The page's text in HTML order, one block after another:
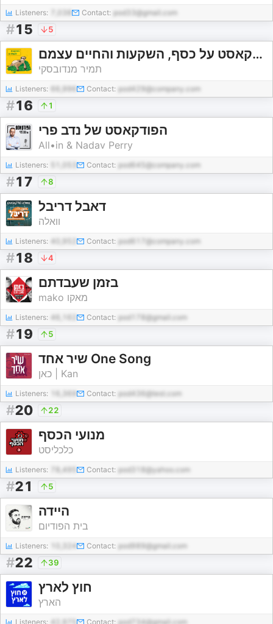
Listeners: Contact: pod33@gmail.com
#15 5
השקעות לעצלנים - פודקאסט על כסף, השקעות והחיים עצמם
תמיר מנדובסקי
Listeners: Contact: pod429@company.com
#16 1
הפודקאסט של נדב פרי
All•in & Nadav Perry
Listeners: Contact: pod645@company.com
#17 8
דאבל דריבל
וואלה
Listeners: 40,952 Contact: pod617@company.com
#18 4
בזמן שעבדתם
mako מאקו
Listeners: 46,162 Contact: pod178@gmail.com
#19 5
שיר אחד One Song
כאן | Kan
Listeners: Contact: pod436@test.com
#20 22
מנועי הכסף
כלכליסט
Listeners: 78,495 Contact: pod318@yahoo.com
#21 5
היידה
בית הפודיום
Listeners: Contact: pod989@gmail.com
#22 39
חוץ לארץ
הארץ
Listeners: Contact: pod734@gmail.com